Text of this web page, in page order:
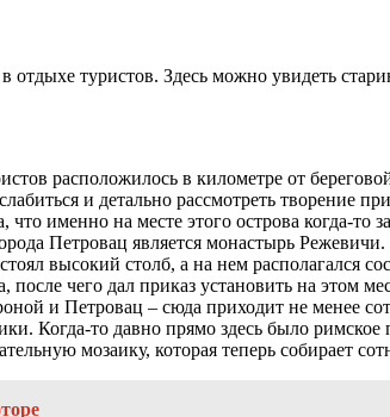
туристов. Здесь можно увидеть
расположилось в километре от
и детально рассмотреть творение
именно на месте этого острова когда-то
Петровац является монастырь
высокий столб, а на нем располагался
чего дал приказ установить на этом
и Петровац – сюда приходит не менее
Когда-то давно прямо здесь было
мозаику, которая теперь собирает